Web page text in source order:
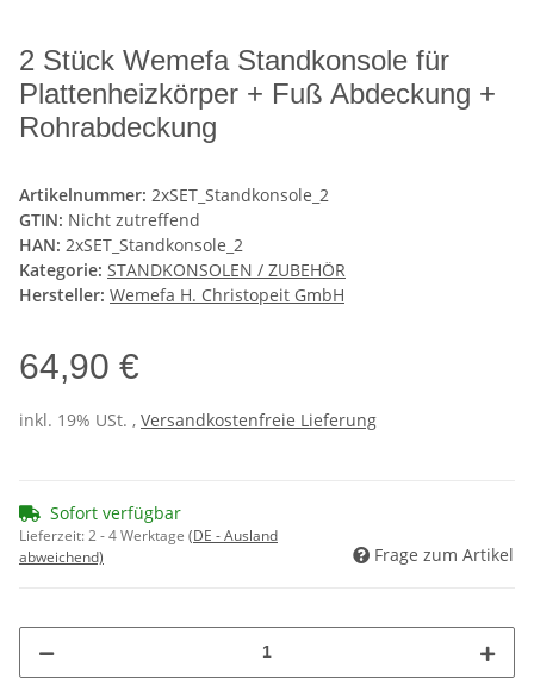
2 Stück Wemefa Standkonsole für
Plattenheizkörper + Fuß Abdeckung +
Rohrabdeckung
Artikelnummer: 2xSET_Standkonsole_2
GTIN: Nicht zutreffend
HAN: 2xSET_Standkonsole_2
Kategorie: STANDKONSOLEN / ZUBEHÖR
Hersteller: Wemefa H. Christopeit GmbH
64,90 €
inkl. 19% USt. , Versandkostenfreie Lieferung
Sofort verfügbar
Lieferzeit:2 - 4 Werktage (DE - Ausland
abweichend)
Frage zum Artikel